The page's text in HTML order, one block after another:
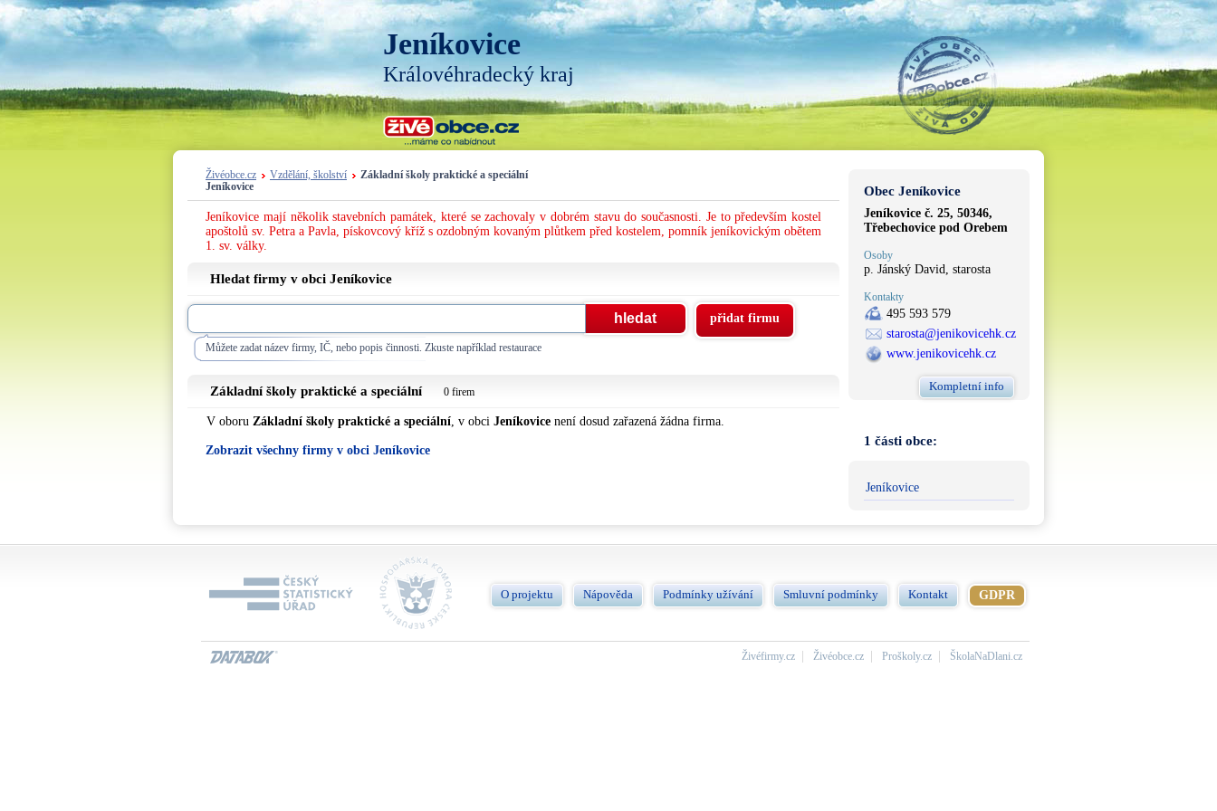
Jeníkovice
Královéhradecký kraj
Živéobce.cz Vzdělání, školství
Základní školy praktické a speciální
Jeníkovice
Jeníkovice mají několik stavebních památek, které se zachovaly v dobrém stavu do současnosti. Je to především kostel
apoštolů sv. Petra a Pavla, pískovcový kříž s ozdobným kovaným plůtkem před kostelem, pomník jeníkovickým obětem
1. sv. války.
Hledat firmy v obci Jeníkovice
Můžete zadat název firmy, IČ, nebo popis činnosti. Zkuste například restaurace
přidat firmu
Základní školy praktické a speciální 0 firem
V oboru Základní školy praktické a speciální, v obci Jeníkovice není dosud zařazená žádna firma.
Zobrazit všechny firmy v obci Jeníkovice
Obec Jeníkovice
Jeníkovice č. 25, 50346,
Třebechovice pod Orebem
Osoby
p. Jánský David, starosta
Kontakty
495 593 579
starosta@jenikovicehk.cz
www.jenikovicehk.cz
Kompletní info
1 části obce:
Jeníkovice
O projektu Nápověda Podmínky užívání Smluvní podmínky Kontakt GDPR
Živéfirmy.cz Živéobce.cz Proškoly.cz ŠkolaNaDlani.cz